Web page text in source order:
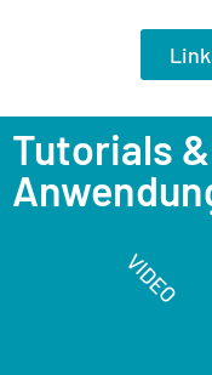
Tutorials &
VIDEO